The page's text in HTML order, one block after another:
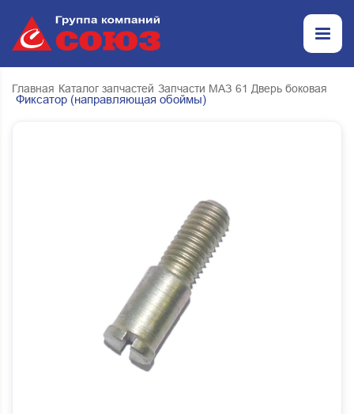
Главная Каталог запчастей Запчасти МАЗ 61 Дверь боковая
Фиксатор (направляющая обоймы)